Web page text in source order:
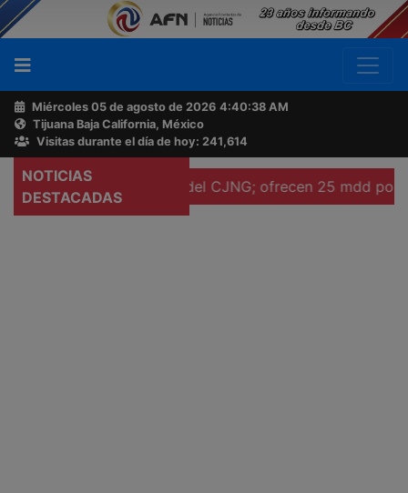
Miércoles 05 de agosto de 2026 4:40:39 AM
Tijuana Baja California, México
Visitas durante el día de hoy: 241,614
NOTICIAS
DESTACADAS
ocho líderes del CJNG; ofrecen 25 mdd por "El Pelón"
Buscador
Acerca
de